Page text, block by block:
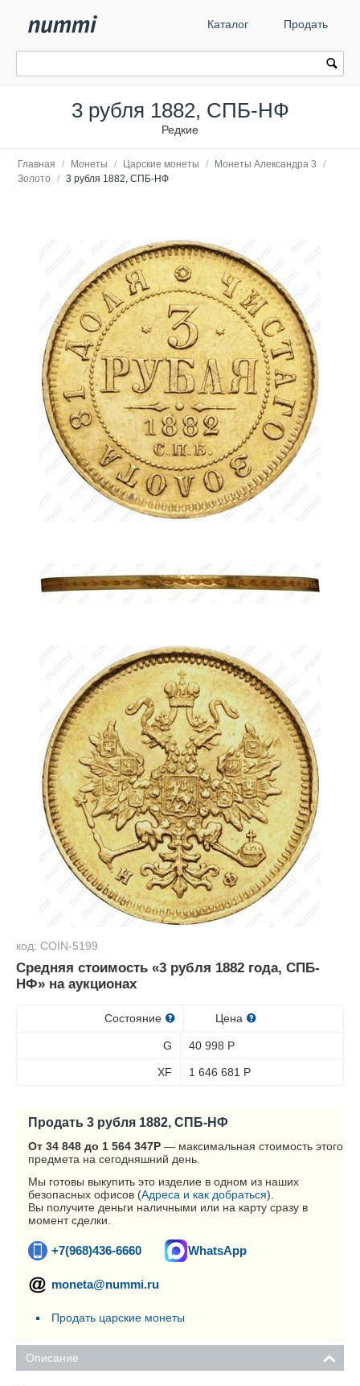
Каталог Продать
3 рубля 1882, СПБ-НФ
Редкие
Главная / Монеты / Царские монеты / Монеты Александра 3
/
Золото
/ 3 рубля 1882, СПБ-НФ
код: COIN-5199
Средняя стоимость «3 рубля 1882 года, СПБ-
НФ» на аукционах
Состояние Цена
G 40 998 Р
XF 1 646 681 Р
Продать 3 рубля 1882, СПБ-НФ
От 34 848 до 1 564 347Р — максимальная стоимость этого
предмета на сегодняшний день.
Мы готовы выкупить это изделие в одном из наших
безопасных офисов (Адреса и как добраться).
Вы получите деньги наличными или на карту сразу в
момент сделки.
+7(968)436-6660 WhatsApp
moneta@nummi.ru
Продать царские монеты
Описание